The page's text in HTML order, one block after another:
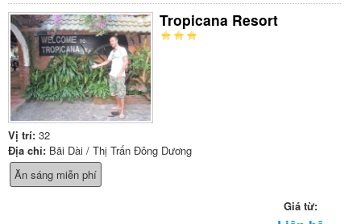
Tropicana Resort
Vị trí: 32
Địa chỉ: Bãi Dài / Thị Trấn Đông Dương
Ăn sáng miễn phí
Giá từ: